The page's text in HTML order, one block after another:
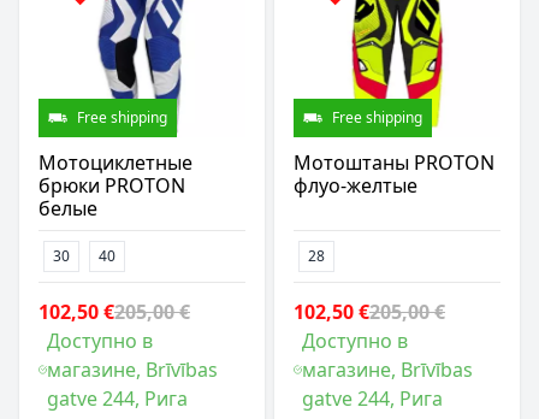
Free shipping
Мотоциклетные
брюки PROTON
белые
30 40
102,50 €205,00 €
Доступно в
магазине, Brīvības
gatve 244, Рига
Free shipping
Мотоштаны PROTON
флуо-желтые
28
102,50 €205,00 €
Доступно в
магазине, Brīvības
gatve 244, Рига